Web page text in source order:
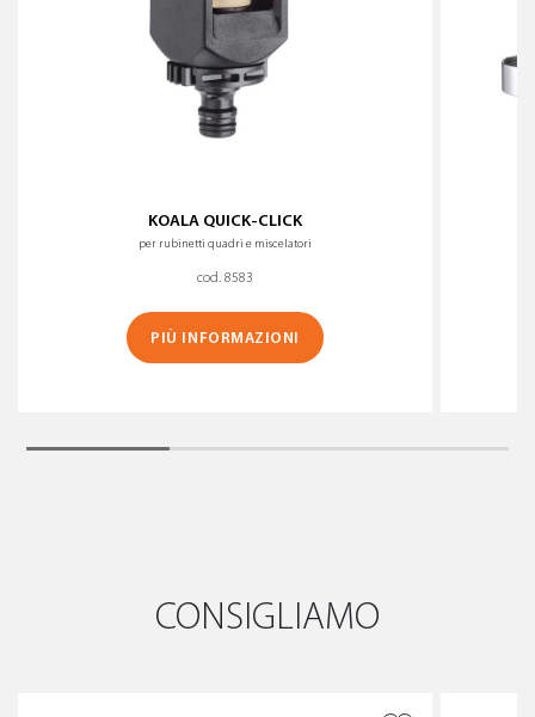
KOALA QUICK-CLICK
per rubinetti quadri e miscelatori
cod. 8583
PIÙ INFORMAZIONI
CONSIGLIAMO